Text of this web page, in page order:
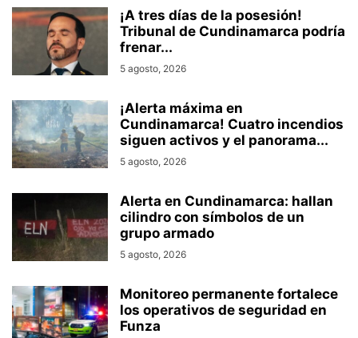
¡A tres días de la posesión!
Tribunal de Cundinamarca podría
frenar...
5 agosto, 2026
¡Alerta máxima en
Cundinamarca! Cuatro incendios
siguen activos y el panorama...
5 agosto, 2026
Alerta en Cundinamarca: hallan
cilindro con símbolos de un
grupo armado
5 agosto, 2026
Monitoreo permanente fortalece
los operativos de seguridad en
Funza